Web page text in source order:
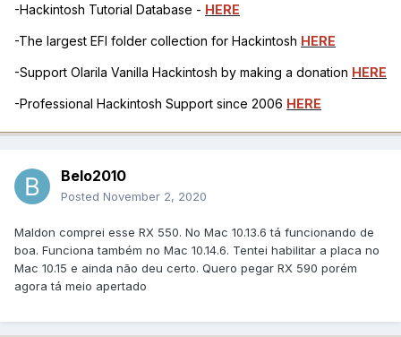
-Hackintosh Tutorial Database - HERE
-The largest EFI folder collection for Hackintosh HERE
-Support Olarila Vanilla Hackintosh by making a donation HERE
-Professional Hackintosh Support since 2006 HERE
Belo2010
Posted November 2, 2020
Maldon comprei esse RX 550. No Mac 10.13.6 tá funcionando de
boa. Funciona também no Mac 10.14.6. Tentei habilitar a placa no
Mac 10.15 e ainda não deu certo. Quero pegar RX 590 porém
agora tá meio apertado